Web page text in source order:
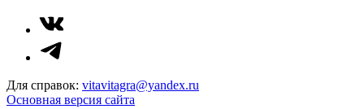
Для справок: vitavitagra@yandex.ru
Основная версия сайта